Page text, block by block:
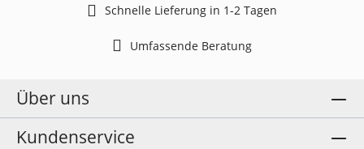
Schnelle Lieferung in 1-2 Tagen
Umfassende Beratung
Über uns
Kundenservice